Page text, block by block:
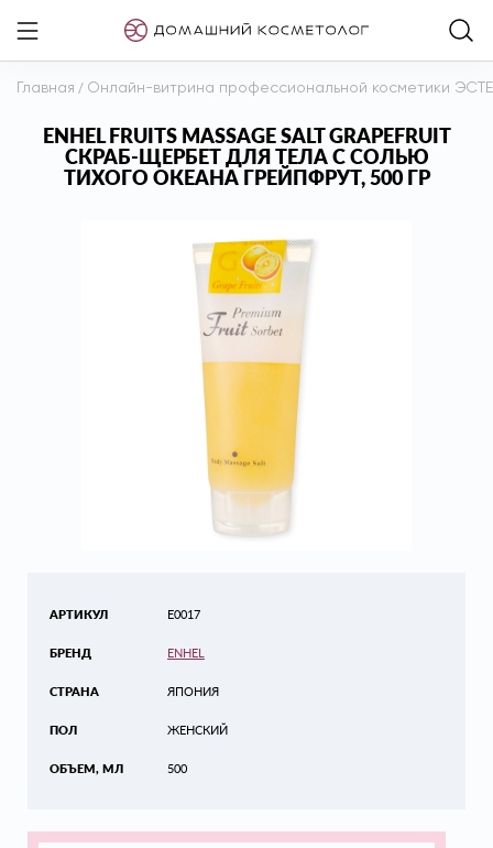
Главная / Онлайн-витрина профессиональной косметики
ENHEL FRUITS MASSAGE SALT GRAPEFRUIT
СКРАБ-ЩЕРБЕТ ДЛЯ ТЕЛА С СОЛЬЮ
ТИХОГО ОКЕАНА ГРЕЙПФРУТ, 500 ГР
АРТИКУЛ
БРЕНД
СТРАНА
ПОЛ
ОБЪЕМ, МЛ
E0017
ENHEL
ЯПОНИЯ
ЖЕНСКИЙ
500